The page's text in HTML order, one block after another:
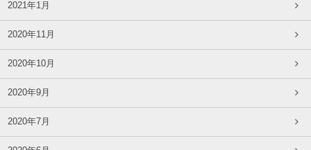
2021年1月
2020年11月
2020年10月
2020年9月
2020年7月